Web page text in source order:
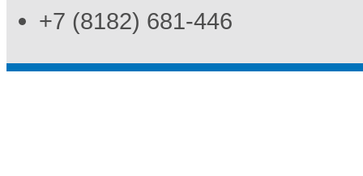
+7 (8182) 681-446